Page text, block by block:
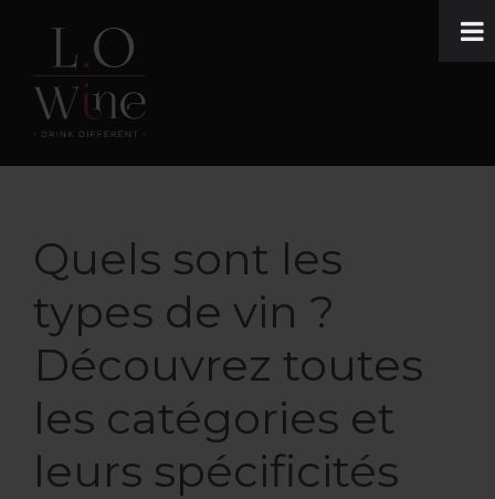
navigation
principale
contenu
principal
page
créatifs
et
cadeaux
originaux
Quels sont les
types de vin ?
Découvrez toutes
les catégories et
leurs spécificités